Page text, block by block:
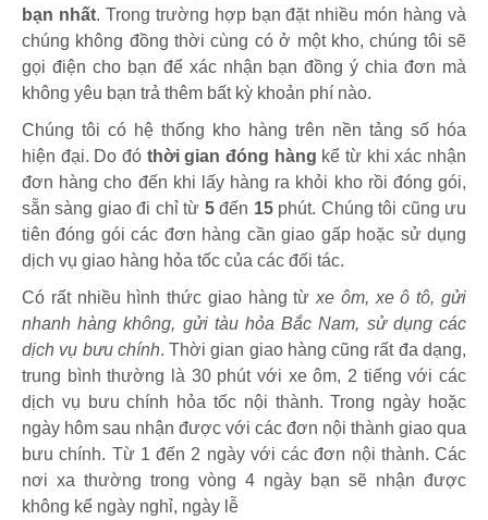
bạn nhất. Trong trường hợp bạn đặt nhiều món hàng và
chúng không đồng thời cùng có ở một kho, chúng tôi sẽ
gọi điện cho bạn để xác nhận bạn đồng ý chia đơn mà
không yêu bạn trả thêm bất kỳ khoản phí nào.
Chúng tôi có hệ thống kho hàng trên nền tảng số hóa
hiện đại. Do đó thời gian đóng hàng kể từ khi xác nhận
đơn hàng cho đến khi lấy hàng ra khỏi kho rồi đóng gói,
sẵn sàng giao đi chỉ từ 5đến 15 phút. Chúng tôi cũng ưu
tiên đóng gói các đơn hàng cần giao gấp hoặc sử dụng
dịch vụ giao hàng hỏa tốc của các đối tác.
Có rất nhiều hình thức giao hàng từxe ôm, xe ô tô, gửi
nhanh hàng không, gửi tàu hỏa Bắc Nam, sử dụng các
dịch vụ bưu chính. Thời gian giao hàng cũng rất đa dạng,
trung bình thường là 30 phút với xe ôm, 2 tiếng với các
dịch vụ bưu chính hỏa tốc nội thành. Trong ngày hoặc
ngày hôm sau nhận được với các đơn nội thành giao qua
bưu chính. Từ 1 đến 2 ngày với các đơn nội thành. Các
nơi xa thường trong vòng 4 ngày bạn sẽ nhận được
không kể ngày nghỉ, ngày lễ